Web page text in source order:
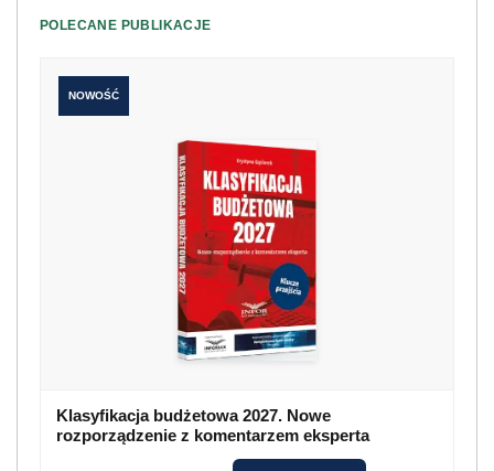
POLECANE PUBLIKACJE
NOWOŚĆ
Klasyfikacja budżetowa 2027. Nowe
rozporządzenie z komentarzem eksperta